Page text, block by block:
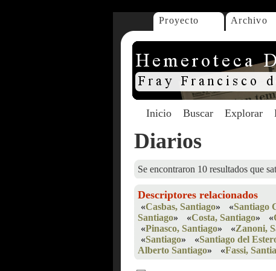
Proyecto Archivo
Inicio Buscar Explorar
Diarios
Se encontraron 10 resultados que
Descriptores relacionados
«Casbas, Santiago» «Santiago
Santiago» «Costa, Santiago» «
«Pinasco, Santiago» «Zanoni,
«Santiago» «Santiago del
Alberto Santiago» «Fassi,